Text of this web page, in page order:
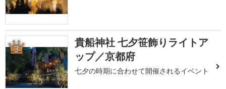
3
貴船神社 七夕笹飾りライトア
ップ／京都府
七夕の時期に合わせて開催されるイベント